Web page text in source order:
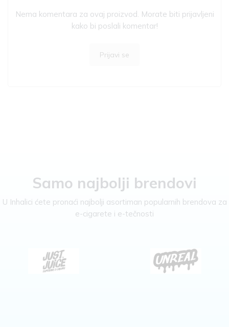
Nema komentara za ovaj proizvod. Morate biti prijavljeni
kako bi poslali komentar!
Prijavi se
Samo najbolji brendovi
U Inhalici ćete pronaći najbolji asortiman popularnih brendova za
e-cigarete i e-tečnosti